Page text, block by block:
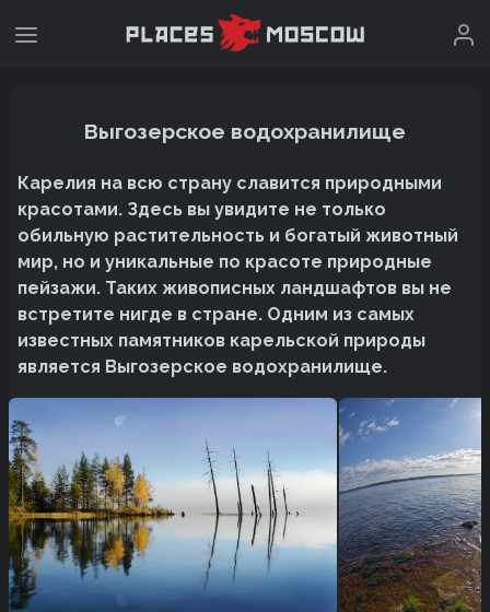
Выгозерское водохранилище
Карелия на всю страну славится природными
красотами. Здесь вы увидите не только
обильную растительность и богатый животный
мир, но и уникальные по красоте природные
пейзажи. Таких живописных ландшафтов вы не
встретите нигде в стране. Одним из самых
известных памятников карельской природы
является Выгозерское водохранилище.